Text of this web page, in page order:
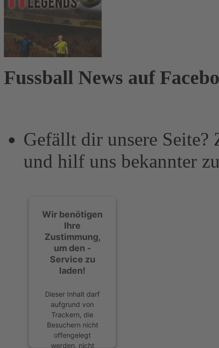
Fussball News auf
Gefällt dir unsere Seite?
und hilf uns bekannter
Wir benötigen
Ihre
Zustimmung,
um den -
Service zu
laden!
Dieser Inhalt darf
aufgrund von
Trackern, die
Besuchern nicht
offengelegt
werden, nicht